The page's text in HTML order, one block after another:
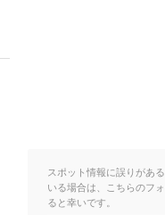
スポット情報に誤りがあ
いる場合は、こちらのフ
ると幸いです。